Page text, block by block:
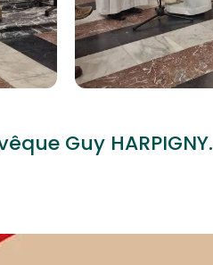
Guy HARPIGNY.